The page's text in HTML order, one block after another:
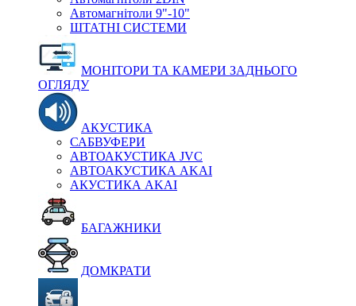
Автомагнітоли 9"-10"
ШТАТНІ СИСТЕМИ
МОНІТОРИ ТА КАМЕРИ ЗАДНЬОГО
ОГЛЯДУ
АКУСТИКА
САБВУФЕРИ
АВТОАКУСТИКА JVC
АВТОАКУСТИКА AKAI
АКУСТИКА AKAI
БАГАЖНИКИ
ДОМКРАТИ